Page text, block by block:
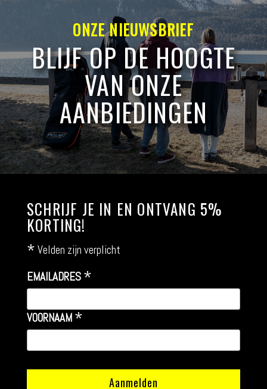
ONZE NIEUWSBRIEF
BLIJF OP DE HOOGTE
VAN ONZE
AANBIEDINGEN
SCHRIJF JE IN EN ONTVANG 5%
KORTING!
* Velden zijn verplicht
EMAILADRES *
VOORNAAM *